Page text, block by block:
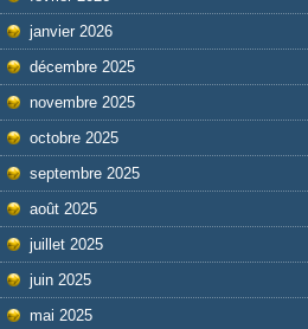
janvier 2026
décembre 2025
novembre 2025
octobre 2025
septembre 2025
août 2025
juillet 2025
juin 2025
mai 2025